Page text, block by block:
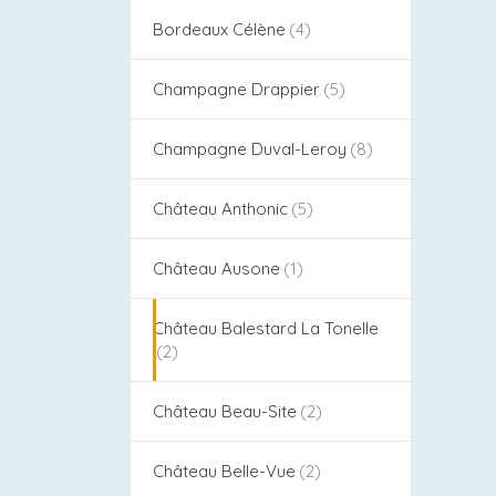
Bordeaux Célène
Champagne Drappier
Champagne Duval-Leroy
Château Anthonic
Château Ausone
Château Balestard La Tonelle
Château Beau-Site
Château Belle-Vue